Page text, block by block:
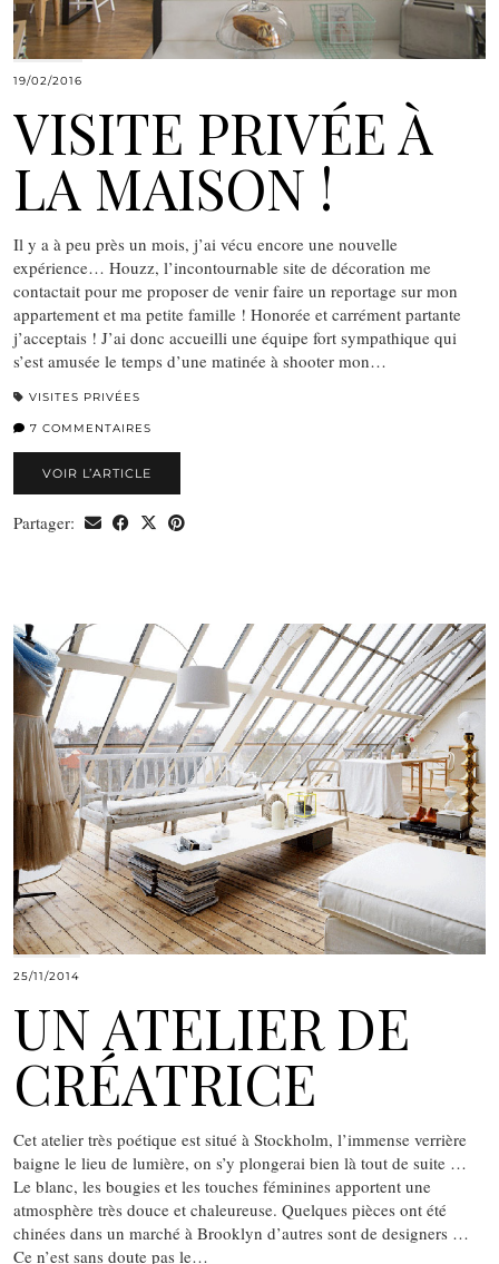
19/02/2016
VISITE PRIVÉE À
LA MAISON !
Il y a à peu près un mois, j’ai vécu encore une nouvelle
expérience… Houzz, l’incontournable site de décoration me
contactait pour me proposer de venir faire un reportage sur mon
appartement et ma petite famille ! Honorée et carrément partante
j’acceptais ! J’ai donc accueilli une équipe fort sympathique qui
s’est amusée le temps d’une matinée à shooter mon…
VISITES PRIVÉES
7 COMMENTAIRES
VOIR L’ARTICLE
Partager:
25/11/2014
UN ATELIER DE
CRÉATRICE
Cet atelier très poétique est situé à Stockholm, l’immense verrière
baigne le lieu de lumière, on s’y plongerai bien là tout de suite …
Le blanc, les bougies et les touches féminines apportent une
atmosphère très douce et chaleureuse. Quelques pièces ont été
chinées dans un marché à Brooklyn d’autres sont de designers …
Ce n’est sans doute pas le…